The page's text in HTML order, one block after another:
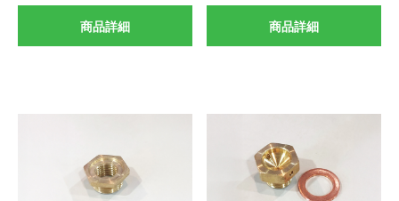
商品詳細 商品詳細